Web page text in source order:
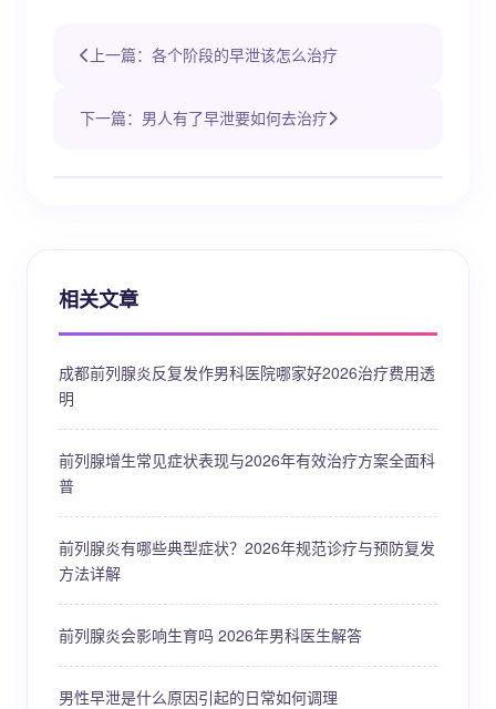
上一篇：各个阶段的早泄该怎么治疗
下一篇：男人有了早泄要如何去治疗
相关文章
成都前列腺炎反复发作男科医院哪家好2026治疗费用透
明
前列腺增生常见症状表现与2026年有效治疗方案全面科
普
前列腺炎有哪些典型症状？2026年规范诊疗与预防复发
方法详解
前列腺炎会影响生育吗 2026年男科医生解答
男性早泄是什么原因引起的日常如何调理